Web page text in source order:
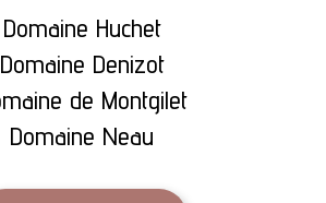
Domaine Huchet
Domaine Denizot
de Montgilet
Domaine Neau